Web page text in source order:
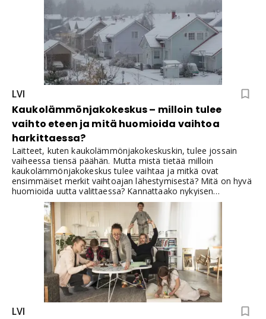
LVI
Kaukolämmönjakokeskus – milloin tulee
vaihto eteen ja mitä huomioida vaihtoa
harkittaessa?
Laitteet, kuten kaukolämmönjakokeskuskin, tulee jossain
vaiheessa tiensä päähän. Mutta mistä tietää milloin
kaukolämmönjakokeskus tulee vaihtaa ja mitkä ovat
ensimmäiset merkit vaihtoajan lähestymisestä? Mitä on hyvä
huomioida uutta valittaessa? Kannattaako nykyisen
lämmönjakokeskuksen vaihto uuteen, vaikka vaihtoaika ei
olisikaan umpeutumassa?
LVI